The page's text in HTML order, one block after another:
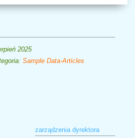
2025
Sample Data-Articles
zarządzenia dyrektora